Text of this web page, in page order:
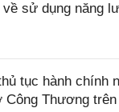
về sử dụng năng
tục hành chính
Công Thương